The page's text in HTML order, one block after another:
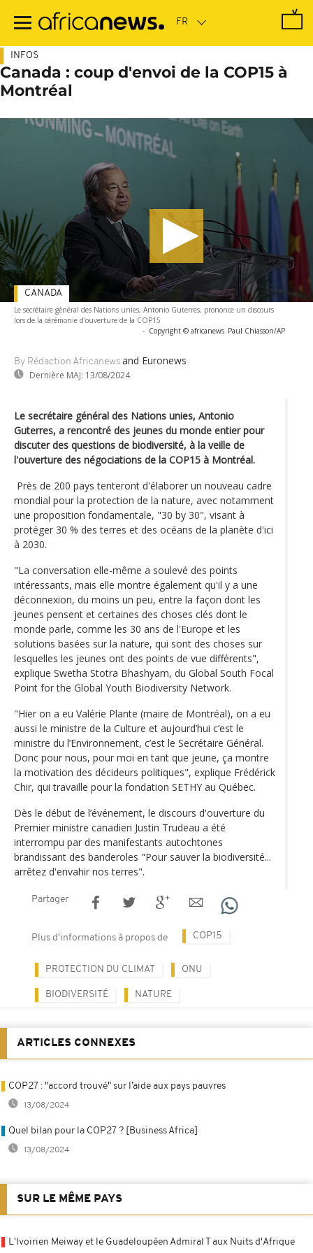
contenu
INFOS
Canada : coup d'envoi de la COP15 à
Montréal
Le secrétaire général des Nations unies, Antonio Guterres, prononce un discours
lors de la cérémonie d'ouverture de la COP15
- Copyright © africanews Paul Chiasson/AP
By Rédaction Africanews and Euronews
Dernière MAJ: 13/08/2024
CANADA
Le secrétaire général des Nations unies, Antonio
Guterres, a rencontré des jeunes du monde entier pour
discuter des questions de biodiversité, à la veille de
l'ouverture des négociations de la COP15 à Montréal.
Près de 200 pays tenteront d'élaborer un nouveau cadre
mondial pour la protection de la nature, avec notamment
une proposition fondamentale, "30 by 30", visant à
protéger 30 % des terres et des océans de la planète d'ici
à 2030.
"La conversation elle-même a soulevé des points
intéressants, mais elle montre également qu'il y a une
déconnexion, du moins un peu, entre la façon dont les
jeunes pensent et certaines des choses clés dont le
monde parle, comme les 30 ans de l'Europe et les
solutions basées sur la nature, qui sont des choses sur
lesquelles les jeunes ont des points de vue différents",
explique Swetha Stotra Bhashyam, du Global South Focal
Point for the Global Youth Biodiversity Network.
"Hier on a eu Valérie Plante (maire de Montréal), on a eu
aussi le ministre de la Culture et aujourd’hui c’est le
ministre du l’Environnement, c’est le Secrétaire Général.
Donc pour nous, pour moi en tant que jeune, ça montre
la motivation des décideurs politiques", explique Frédérick
Chir, qui travaille pour la fondation SETHY au Québec.
Dès le début de l’événement, le discours d'ouverture du
Premier ministre canadien Justin Trudeau a été
interrompu par des manifestants autochtones
brandissant des banderoles "Pour sauver la biodiversité...
arrêtez d'envahir nos terres".
Partager
Plus d'informations à propos de COP15
PROTECTION DU CLIMAT ONU
BIODIVERSITÉ NATURE
ARTICLES CONNEXES
COP27 : "accord trouvé" sur l’aide aux pays pauvres
13/08/2024
Quel bilan pour la COP27 ? [Business Africa]
13/08/2024
SUR LE MÊME PAYS
L'Ivoirien Meiway et le Guadeloupéen Admiral T aux Nuits d'Afrique